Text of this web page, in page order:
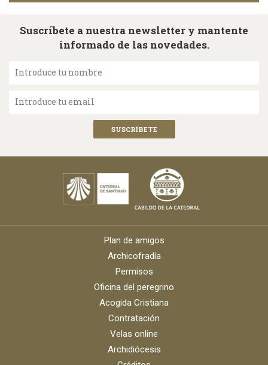
Suscríbete a nuestra newsletter y mantente
informado de las novedades.
Introduce tu nombre
Introduce tu email
Plan de amigos
Archicofradía
Permisos
Oficina del peregrino
Acogida Cristiana
Contratación
Velas online
Archidiócesis